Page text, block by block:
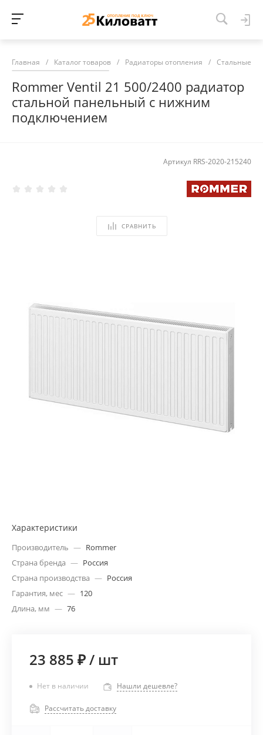
Главная / Каталог товаров / Радиаторы отопления / Стальные
Rommer Ventil 21 500/2400 радиатор
стальной панельный с нижним
подключением
Артикул RRS-2020-215240
СРАВНИТЬ
Характеристики
Производитель — Rommer
Страна бренда — Россия
Страна производства — Россия
Гарантия, мес — 120
Длина, мм — 76
23 885 ₽/ шт
Нет в наличии Нашли дешевле?
Рассчитать доставку